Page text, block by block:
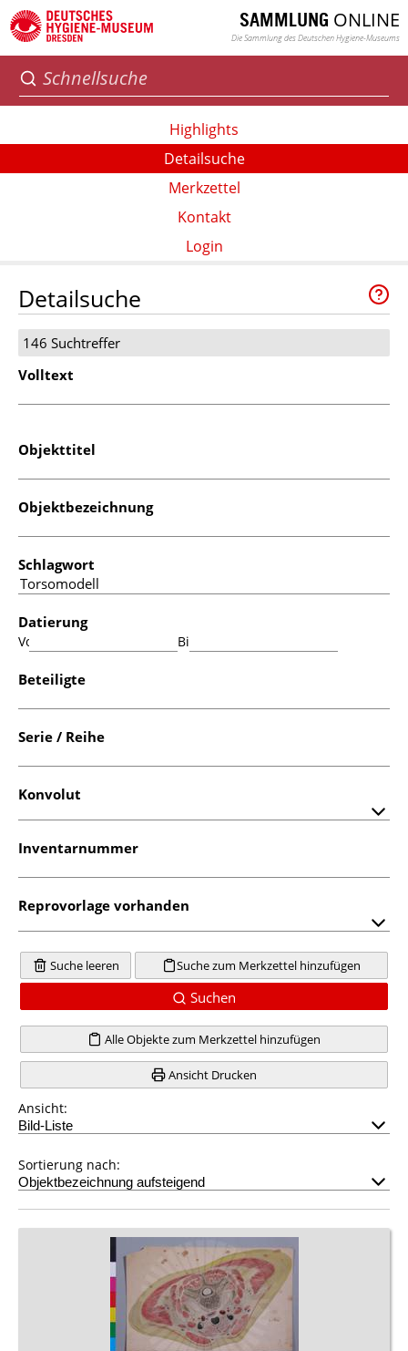
SAMMLUNG ONLINE
Die Sammlung des Deutschen Hygiene-Museums
Highlights
Detailsuche
Merkzettel
Kontakt
Login
Detailsuche
146 Suchtreffer
Volltext
Objekttitel
Objektbezeichnung
Schlagwort
Datierung
Von: Bis:
Beteiligte
Serie / Reihe
Konvolut
Inventarnummer
Reprovorlage vorhanden
Suche leeren Suche zum Merkzettel hinzufügen
Suchen
Alle Objekte zum Merkzettel hinzufügen
Ansicht Drucken
Ansicht:
Sortierung nach: